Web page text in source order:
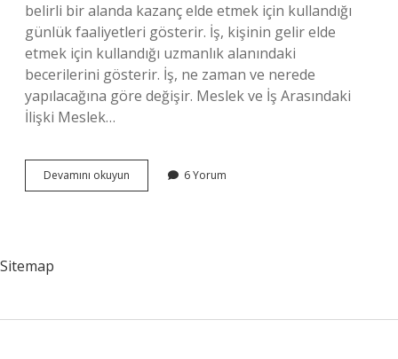
belirli bir alanda kazanç elde etmek için kullandığı
günlük faaliyetleri gösterir. İş, kişinin gelir elde
etmek için kullandığı uzmanlık alanındaki
becerilerini gösterir. İş, ne zaman ve nerede
yapılacağına göre değişir. Meslek ve İş Arasındaki
İlişki Meslek…
Devamını okuyun
ve
6 Yorum
Sitemap